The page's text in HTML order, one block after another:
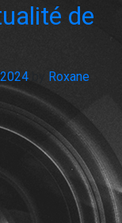
de
Roxane